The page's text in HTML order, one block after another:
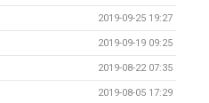
2019-09-25 19:27
2019-09-19 09:25
2019-08-22 07:35
2019-08-05 17:29